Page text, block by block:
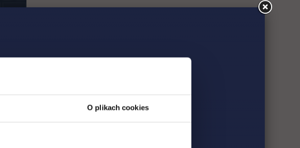
O plikach cookies